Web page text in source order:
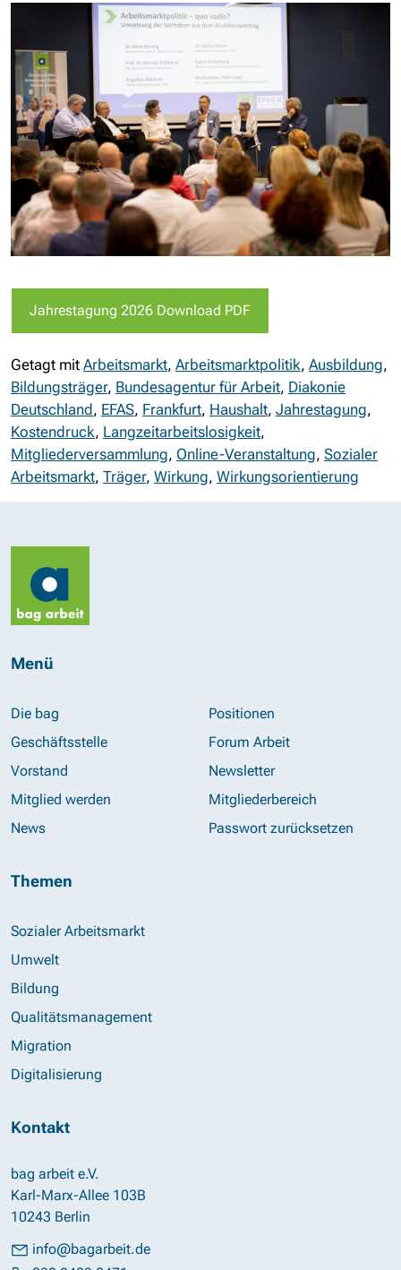
Jahrestagung 2026 Download PDF
Getagt mit Arbeitsmarkt, Arbeitsmarktpolitik, Ausbildung,
Bildungsträger, Bundesagentur für Arbeit, Diakonie
Deutschland, EFAS, Frankfurt, Haushalt, Jahrestagung,
Kostendruck, Langzeitarbeitslosigkeit,
Mitgliederversammlung, Online-Veranstaltung, Sozialer
Arbeitsmarkt, Träger, Wirkung, Wirkungsorientierung
Menü
Die bag
Geschäftsstelle
Vorstand
Mitglied werden
News
Positionen
Forum Arbeit
Newsletter
Mitgliederbereich
Passwort zurücksetzen
Themen
Sozialer Arbeitsmarkt
Umwelt
Bildung
Qualitätsmanagement
Migration
Digitalisierung
Kontakt
bag arbeit e.V.
Karl-Marx-Allee 103B
10243 Berlin
info@bagarbeit.de